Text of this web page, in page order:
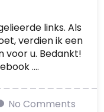
links. Als
verdien ik een
voor u. Bedankt!
....
No Comments